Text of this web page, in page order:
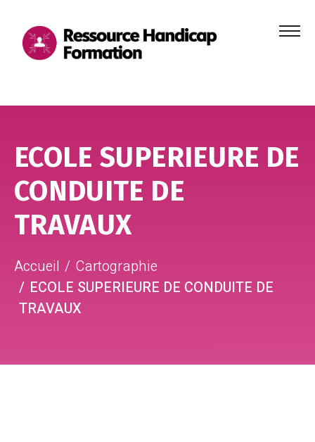
Menu
ECOLE SUPERIEURE DE
CONDUITE DE
TRAVAUX
Accueil
Cartographie
ECOLE SUPERIEURE DE CONDUITE DE
TRAVAUX